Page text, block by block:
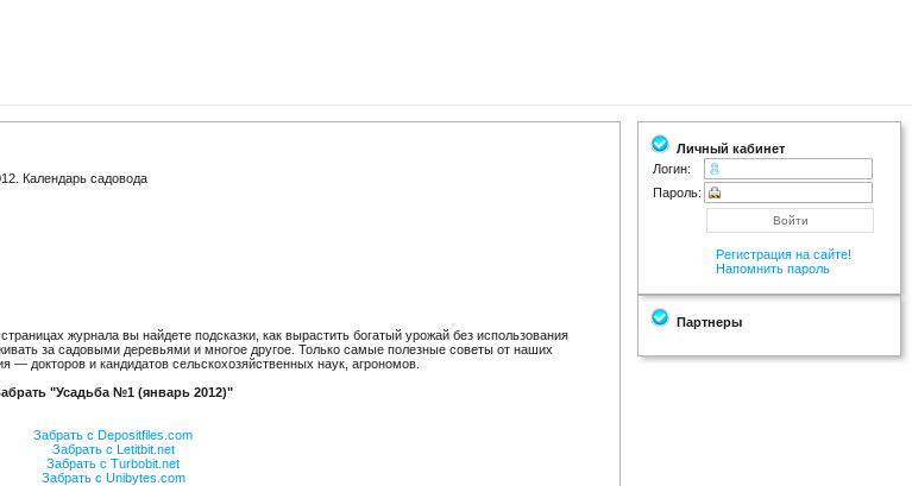
Календарь садовода
журнала вы найдете подсказки, как вырастить богатый урожай без использования
за садовыми деревьями и многое другое. Только самые полезные советы от наших
— докторов и кандидатов сельскохозяйственных наук, агрономов.
"Усадьба №1 (январь 2012)"
Забрать с Depositfiles.com
Забрать с Letitbit.net
Забрать с Turbobit.net
Забрать с Unibytes.com
Личный кабинет
Логин:
Пароль:
Регистрация на сайте!
Напомнить пароль
Партнеры